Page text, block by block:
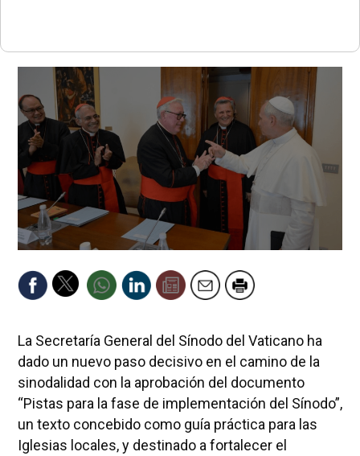
La Secretaría General del Sínodo del Vaticano ha
dado un nuevo paso decisivo en el camino de la
sinodalidad con la aprobación del documento
“Pistas para la fase de implementación del Sínodo”,
un texto concebido como guía práctica para las
Iglesias locales, y destinado a fortalecer el